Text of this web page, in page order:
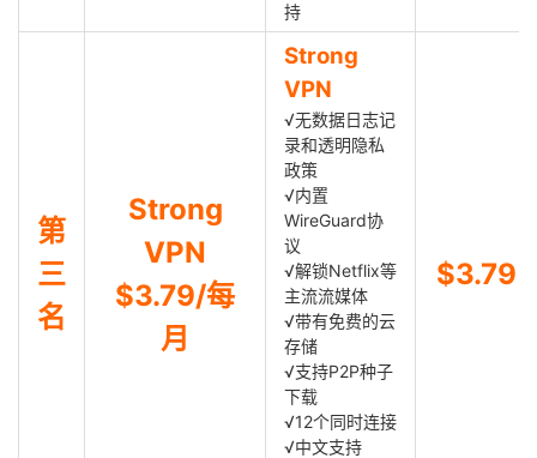
持
第
三
名
Strong
VPN
$3.79/每
月
Strong
VPN
√无数据日志记
录和透明隐私
政策
√内置
WireGuard协
议
√解锁Netflix等
主流流媒体
√带有免费的云
存储
√支持P2P种子
下载
√12个同时连接
√中文支持
$3.79